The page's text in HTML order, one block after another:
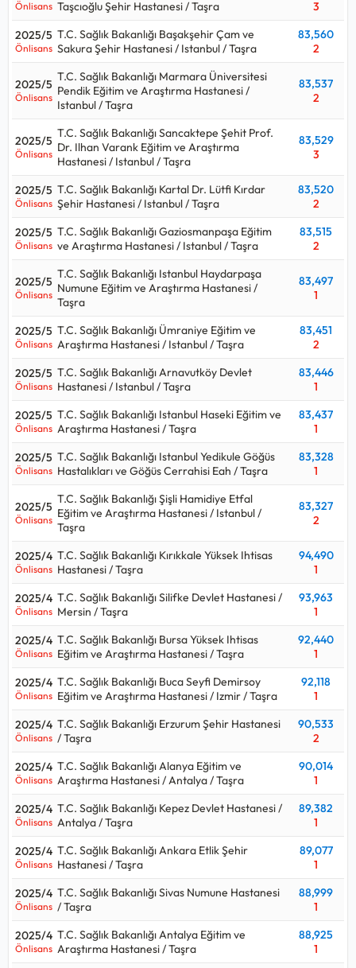
Önlisans Taşcıoğlu Şehir Hastanesi / Taşra
3
2025/5
Önlisans
T.C. Sağlık Bakanlığı Başakşehir Çam ve
Sakura Şehir Hastanesi / Istanbul / Taşra
83,560
2
2025/5
Önlisans
T.C. Sağlık Bakanlığı Marmara Üniversitesi
Pendik Eğitim ve Araştırma Hastanesi /
Istanbul / Taşra
83,537
2
2025/5
Önlisans
T.C. Sağlık Bakanlığı Sancaktepe Şehit Prof.
Dr. Ilhan Varank Eğitim ve Araştırma
Hastanesi / Istanbul / Taşra
83,529
3
2025/5
Önlisans
T.C. Sağlık Bakanlığı Kartal Dr. Lütfi Kırdar
Şehir Hastanesi / Istanbul / Taşra
83,520
2
2025/5
Önlisans
T.C. Sağlık Bakanlığı Gaziosmanpaşa Eğitim
ve Araştırma Hastanesi / Istanbul / Taşra
83,515
2
2025/5
Önlisans
T.C. Sağlık Bakanlığı Istanbul Haydarpaşa
Numune Eğitim ve Araştırma Hastanesi /
Taşra
83,497
1
2025/5
Önlisans
T.C. Sağlık Bakanlığı Ümraniye Eğitim ve
Araştırma Hastanesi / Istanbul / Taşra
83,451
2
2025/5
Önlisans
T.C. Sağlık Bakanlığı Arnavutköy Devlet
Hastanesi / Istanbul / Taşra
83,446
1
2025/5
Önlisans
T.C. Sağlık Bakanlığı Istanbul Haseki Eğitim ve
Araştırma Hastanesi / Taşra
83,437
1
2025/5
Önlisans
T.C. Sağlık Bakanlığı Istanbul Yedikule Göğüs
Hastalıkları ve Göğüs Cerrahisi Eah / Taşra
83,328
1
2025/5
Önlisans
T.C. Sağlık Bakanlığı Şişli Hamidiye Etfal
Eğitim ve Araştırma Hastanesi / Istanbul /
Taşra
83,327
2
2025/4
Önlisans
T.C. Sağlık Bakanlığı Kırıkkale Yüksek Ihtisas
Hastanesi / Taşra
94,490
1
2025/4
Önlisans
T.C. Sağlık Bakanlığı Silifke Devlet Hastanesi /
Mersin / Taşra
93,963
1
2025/4
Önlisans
T.C. Sağlık Bakanlığı Bursa Yüksek Ihtisas
Eğitim ve Araştırma Hastanesi / Taşra
92,440
1
2025/4
Önlisans
T.C. Sağlık Bakanlığı Buca Seyfi Demirsoy
Eğitim ve Araştırma Hastanesi / Izmir / Taşra
92,118
1
2025/4
Önlisans
T.C. Sağlık Bakanlığı Erzurum Şehir Hastanesi
/ Taşra
90,533
2
2025/4
Önlisans
T.C. Sağlık Bakanlığı Alanya Eğitim ve
Araştırma Hastanesi / Antalya / Taşra
90,014
1
2025/4
Önlisans
T.C. Sağlık Bakanlığı Kepez Devlet Hastanesi /
Antalya / Taşra
89,382
1
2025/4
Önlisans
T.C. Sağlık Bakanlığı Ankara Etlik Şehir
Hastanesi / Taşra
89,077
1
2025/4
Önlisans
T.C. Sağlık Bakanlığı Sivas Numune Hastanesi
/ Taşra
88,999
1
2025/4
Önlisans
T.C. Sağlık Bakanlığı Antalya Eğitim ve
Araştırma Hastanesi / Taşra
88,925
1